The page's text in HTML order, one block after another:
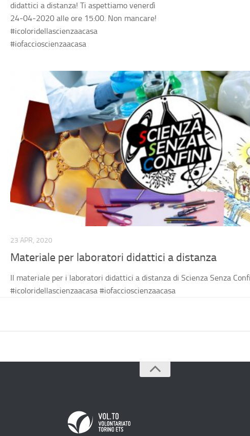
didattici a distanza! Ti aspettiamo venerdì
24-04-2020 alle ore 15:00. Non mancare!
#icoloridellascienzaacasa
#iofaccioscienzaacasa
23 APR, 2020
Materiale per laboratori didattici a distanza
Il materiale per i laboratori didattici a distanza di Scienza Senza
#icoloridellascienzaacasa #iofaccioscienzaacasa